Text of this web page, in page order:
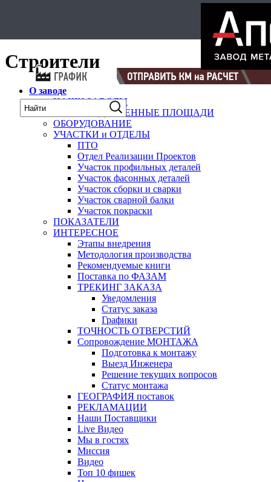
Строители
О заводе
НАШИ ЗАВОДЫ
ПРОИЗВОДСТВЕННЫЕ ПЛОЩАДИ
ОБОРУДОВАНИЕ
УЧАСТКИ и ОТДЕЛЫ
ПТО
Отдел Реализации Проектов
Участок профильных деталей
Участок фасонных деталей
Участок сборки и сварки
Участок сварной балки
Участок покраски
ПОКАЗАТЕЛИ
ИНТЕРЕСНОЕ
Этапы внедрения
Методология производства
Рекомендуемые книги
Поставка по ФАЗАМ
ТРЕКИНГ ЗАКАЗА
Уведомления
Статус заказа
Графики
ТОЧНОСТЬ ОТВЕРСТИЙ
Сопровождение МОНТАЖА
Подготовка к монтажу
Выезд Инженера
Решение текущих вопросов
Статус монтажа
ГЕОГРАФИЯ поставок
РЕКЛАМАЦИИ
Наши Поставщики
Live Видео
Мы в гостях
Миссия
Видео
Топ 10 фишек